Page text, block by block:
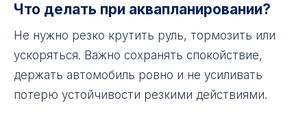
Что делать при аквапланировании?
Не нужно резко крутить руль, тормозить или
ускоряться. Важно сохранять спокойствие,
держать автомобиль ровно и не усиливать
потерю устойчивости резкими действиями.